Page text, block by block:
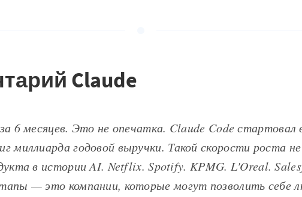
Claude
6 месяцев. Это не опечатка. Claude Code стартовал
миллиарда годовой выручки. Такой скорости роста
в истории AI. Netflix. Spotify. KPMG. L'Oreal.
— это компании, которые могут позволить себе